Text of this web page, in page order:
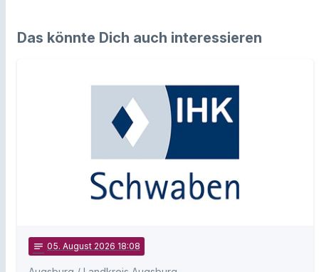
Das könnte Dich auch interessieren
notes 05. August 2026 18:08